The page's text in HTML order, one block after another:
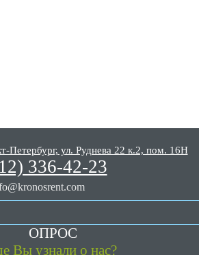
ул. Руднева 22 к.2, пом. 16Н
336-42-23
ОПРОС
Вы узнали о нас?